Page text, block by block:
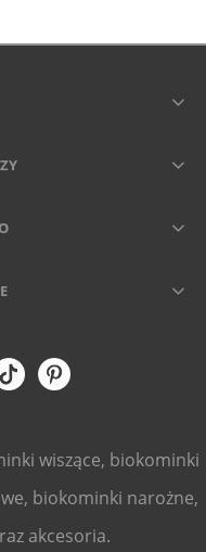
wiszące, biokominki
biokominki narożne,
akcesoria.